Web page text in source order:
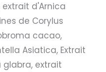
d'Arnica
de Corylus
cacao,
Asiatica, Extrait
glabra, extrait